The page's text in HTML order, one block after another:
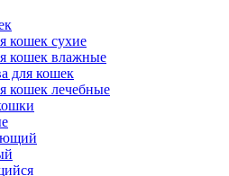
кошек сухие
кошек влажные
для кошек
кошек лечебные